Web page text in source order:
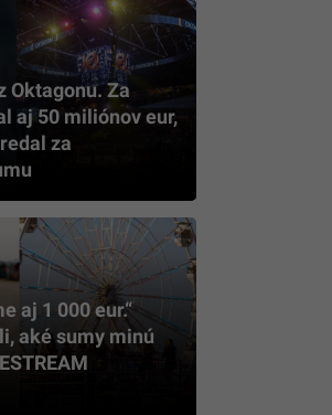
Oktagonu. Za
aj 50 miliónov eur,
za
aj 1 000 eur.“
aké sumy minú